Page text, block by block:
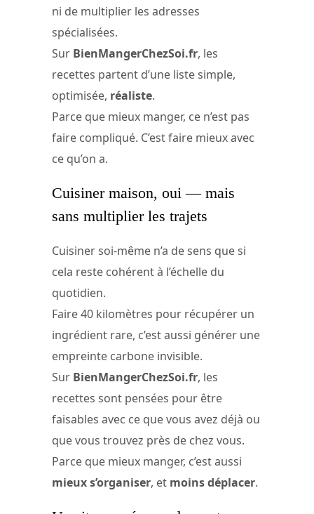
ni de multiplier les adresses
spécialisées.
Sur BienMangerChezSoi.fr, les
recettes partent d’une liste simple,
optimisée, réaliste.
Parce que mieux manger, ce n’est pas
faire compliqué. C’est faire mieux avec
ce qu’on a.
Cuisiner maison, oui — mais
sans multiplier les trajets
Cuisiner soi-même n’a de sens que si
cela reste cohérent à l’échelle du
quotidien.
Faire 40 kilomètres pour récupérer un
ingrédient rare, c’est aussi générer une
empreinte carbone invisible.
Sur BienMangerChezSoi.fr, les
recettes sont pensées pour être
faisables avec ce que vous avez déjà ou
que vous trouvez près de chez vous.
Parce que mieux manger, c’est aussi
mieux s’organiser, et moins déplacer.